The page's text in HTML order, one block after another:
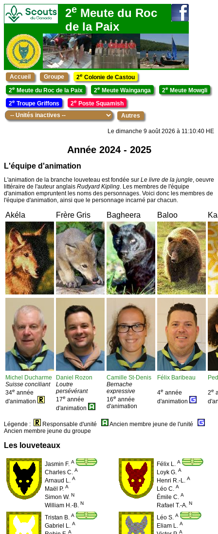
2e Meute du Roc
de la Paix
Accueil Groupe 2e Colonie de Castou
2e Meute du Roc de la Paix 2e Meute Wainganga 2e Meute Mowgli
2e Troupe Griffons 2e Poste Squamish
Autres
Le dimanche 9 août 2026 à 11:10:40 HE
Année 2024 - 2025
L'équipe d'animation
L'animation de la branche louveteau est fondée sur Le livre de la jungle, oeuvre
littéraire de l'auteur anglais Rudyard Kipling. Les membres de l'équipe
d'animation empruntent les noms des personnages. Voici donc les membres de
l'équipe d'animation, ainsi que le personnage incarné par chacun.
Akéla Frère Gris Bagheera Baloo
Michel Ducharme
Suisse conciliant
34e année
d'animation
Daniel Rozon
Loutre
persévérant
17e année
d'animation
Camille St-Denis
Bernache
expressive
16e année
d'animation
Félix Baribeau
4e année
d'animation
2e
Légende : Responsable d'unité
Ancien membre jeune de l'unité
Ancien membre jeune du groupe
Les louveteaux
Jasmin F. A
Charles C. A
Arnaud L. A
Maël P. A
Simon W. N
William H.-B. N
Félix L. A
Loyk G. A
Henri R.-L. A
Léo C. A
Émile C. A
Rafael T.-A. N
Tristan B. A
Gabriel L. A
A
Léo S. A
Eliam L. A
A